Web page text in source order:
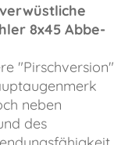
8x45 Abbe-
"Pirschversion"
neben
des